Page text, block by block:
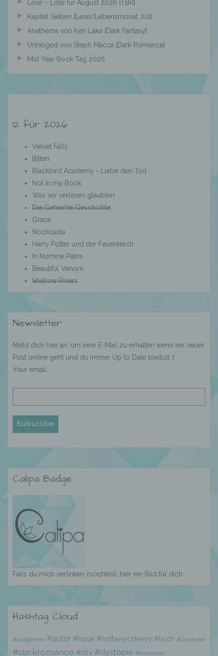
Lese – Liste für August 2026 [TBR]
Kapitel Sieben [Lese/Lebensmonat Juli]
Anathema von Keri Lake [Dark Fantasy]
Unhinged von Steph Macca [Dark Romance]
Mid Year Book Tag 2026
12 für 2026
Velvet Falls
Bitten
Blackbird Academy - Liebe den Tod
Not in my Book
Was wir verloren glaubten
Die Geheime Geschichte
Grace
Nocticadia
Harry Potter und der Feuerkelch
In Nomine Patris
Beautiful Venom
Shallow Rivers
Newsletter
Meld dich hier an, um eine E-Mail zu erhalten wenn ein neuer
Post online geht und du immer Up to Date bleibst :)
Your email:
Calipa Badge
Falls du mich verlinken möchtest, hier ein Bild für dich
Hashtag Cloud
#alltägliches #autor #book #brittainyccherry #buch #Computer
#darkromance #dtv #dystopie #emotional
j) Dritter
Dritter ist eine natürliche oder juristische
Person, Behörde, Einrichtung oder andere
Verantwortlichen, dem Auftragsverarbeiter
Verantwortlichen oder des
personenbezogenen Daten zu verarbeiten.
k) Einwilligung
Einwilligung ist jede von der betroffenen
abgegebene Willensbekundung in Form
einer Erklärung oder einer sonstigen
eindeutigen bestätigenden Handlung, mit der
die betroffene Person zu verstehen gibt, dass
personenbezogenen Daten einverstanden
ist.
Verantwortlicher im Sinne der Datenschutz-
der Europäischen Union geltenden
mit datenschutzrechtlichem Charakter ist die:
Mandy König, Spandauer Damm 82, 14059 Berlin,
Deutschland,
E-Mail: calispassion@gmx.de
Cookies / SessionStorage / LocalStorage
Die Internetseiten verwenden teilweise so
genannte Cookies, LocalStorage und
SessionStorage. Dies dient dazu, unser Angebot
nutzerfreundlicher, effektiver und sicherer zu
machen. Local Storage und SessionStorage ist
eine Technologie, mit welcher ihr Browser Daten
auf Ihrem Computer oder mobilen Gerät
abspeichert. Cookies sind Textdateien, welche
über einen Internetbrowser auf einem
Computersystem abgelegt und gespeichert
LocalStorage und SessionStorage durch
entsprechende Einstellung in Ihrem Browser
verhindern.
Zahlreiche Internetseiten und Server verwenden
Cookies. Viele Cookies enthalten eine sogenannte